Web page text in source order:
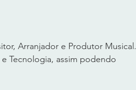
Arranjador e Produtor Musical.
Tecnologia, assim podendo